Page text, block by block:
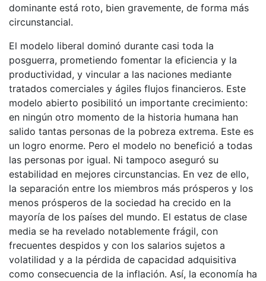
dominante está roto, bien gravemente, de forma más
circunstancial.
El modelo liberal dominó durante casi toda la
posguerra, prometiendo fomentar la eficiencia y la
productividad, y vincular a las naciones mediante
tratados comerciales y ágiles flujos financieros. Este
modelo abierto posibilitó un importante crecimiento:
en ningún otro momento de la historia humana han
salido tantas personas de la pobreza extrema. Este es
un logro enorme. Pero el modelo no benefició a todas
las personas por igual. Ni tampoco aseguró su
estabilidad en mejores circunstancias. En vez de ello,
la separación entre los miembros más prósperos y los
menos prósperos de la sociedad ha crecido en la
mayoría de los países del mundo. El estatus de clase
media se ha revelado notablemente frágil, con
frecuentes despidos y con los salarios sujetos a
volatilidad y a la pérdida de capacidad adquisitiva
como consecuencia de la inflación. Así, la economía ha